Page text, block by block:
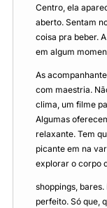
Centro, ela
aberto. Sentam
coisa pra beber.
em algum
As
com maestria.
clima, um filme
Algumas
relaxante. Tem
picante em na
explorar o corpo
shoppings,
perfeito. Só que,